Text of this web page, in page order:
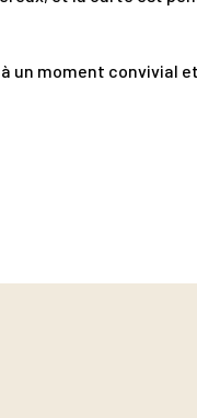
un moment convivial